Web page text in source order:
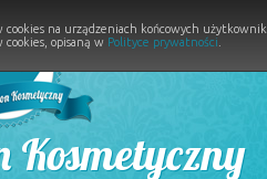
Kosmetyczny
na urządzeniach końcowych
opisaną w Polityce prywatności